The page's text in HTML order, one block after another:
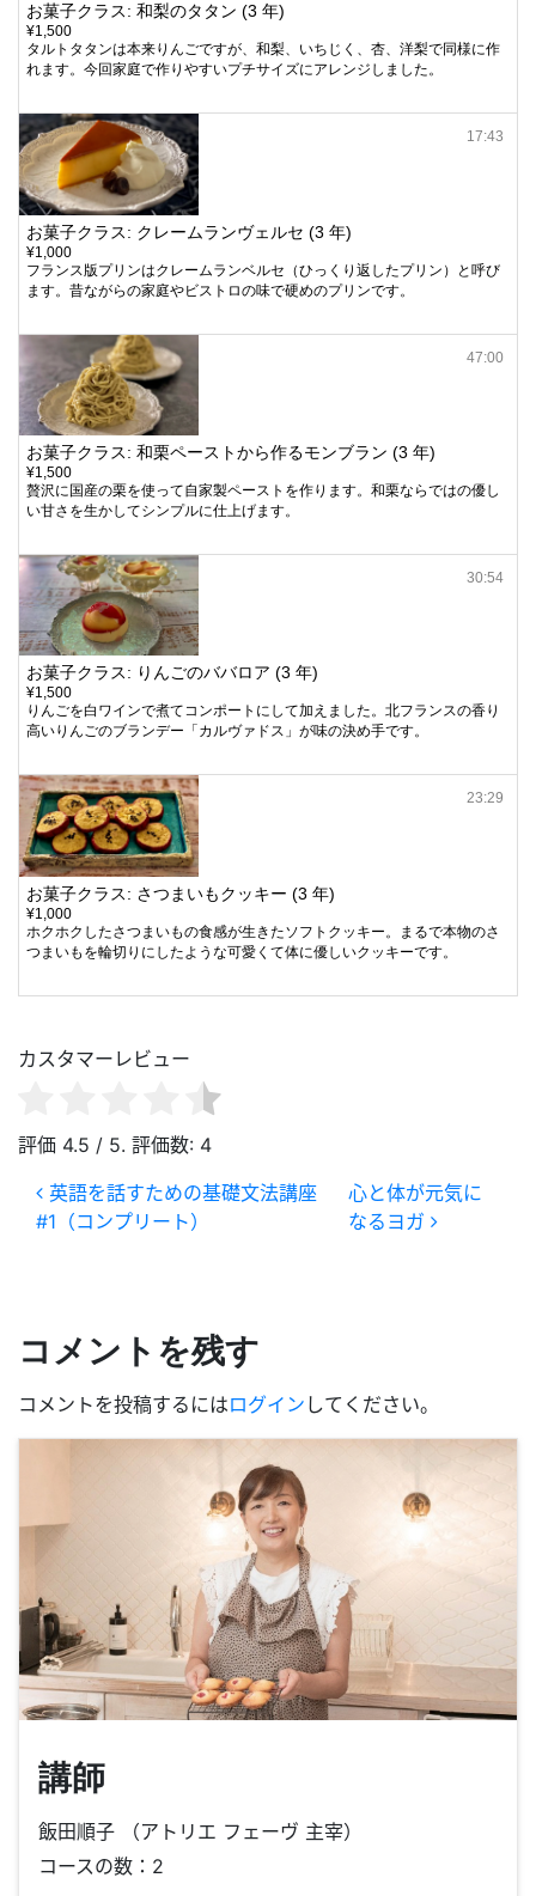
お菓子クラス: 和梨のタタン (3 年)
¥1,500
タルトタタンは本来りんごですが、和梨、いちじく、杏、洋梨で同様に作
れます。今回家庭で作りやすいプチサイズにアレンジしました。
お菓子クラス: クレームランヴェルセ (3 年)
¥1,000
フランス版プリンはクレームランベルセ（ひっくり返したプリン）と呼び
ます。昔ながらの家庭やビストロの味で硬めのプリンです。
17:43
お菓子クラス: 和栗ペーストから作るモンブラン (3 年)
¥1,500
贅沢に国産の栗を使って自家製ペーストを作ります。和栗ならではの優し
い甘さを生かしてシンプルに仕上げます。
47:00
お菓子クラス: りんごのババロア (3 年)
¥1,500
りんごを白ワインで煮てコンポートにして加えました。北フランスの香り
高いりんごのブランデー「カルヴァドス」が味の決め手です。
30:54
お菓子クラス: さつまいもクッキー (3 年)
¥1,000
ホクホクしたさつまいもの食感が生きたソフトクッキー。まるで本物のさ
つまいもを輪切りにしたような可愛くて体に優しいクッキーです。
23:29
カスタマーレビュー
評価 4.5 / 5. 評価数: 4
投稿ナビゲーション
英語を話すための基礎文法講座
#1（コンプリート）
心と体が元気に
なるヨガ
コメントを残す
コメントを投稿するにはログイン してください。
講師
飯田順子 （アトリエ フェーヴ 主宰）
コースの数：2